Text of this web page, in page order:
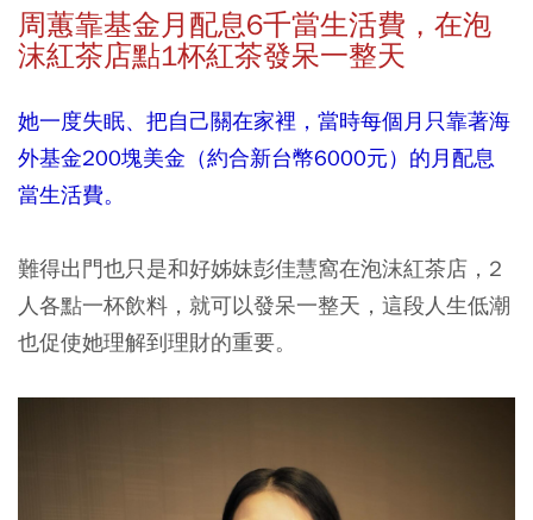
周蕙靠基金月配息6千當生活費，在泡
沫紅茶店點1杯紅茶發呆一整天
她一度失眠、把自己關在家裡，當時每個月只靠著海
外基金200塊美金（約合新台幣6000元）的月配息
當生活費。
難得出門也只是和好姊妹彭佳慧窩在泡沫紅茶店，2
人各點一杯飲料，就可以發呆一整天，這段人生低潮
也促使她理解到理財的重要。